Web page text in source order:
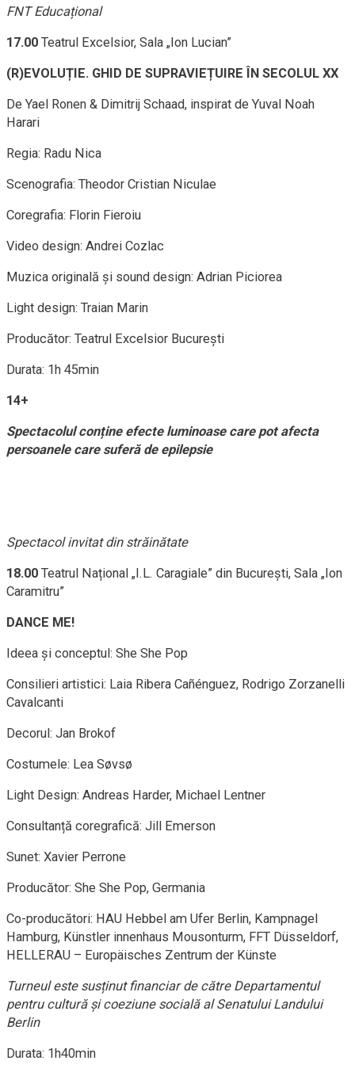
FNT Educațional
17.00 Teatrul Excelsior, Sala „Ion Lucian”
(R)EVOLUȚIE. GHID DE SUPRAVIEȚUIRE ÎN SECOLUL XX
De Yael Ronen & Dimitrij Schaad, inspirat de Yuval Noah
Harari
Regia: Radu Nica
Scenografia: Theodor Cristian Niculae
Coregrafia: Florin Fieroiu
Video design: Andrei Cozlac
Muzica originală și sound design: Adrian Piciorea
Light design: Traian Marin
Producător: Teatrul Excelsior București
Durata: 1h 45min
14+
Spectacolul conține efecte luminoase care pot afecta
persoanele care suferă de epilepsie
Spectacol invitat din străinătate
18.00 Teatrul Național „I.L. Caragiale” din București, Sala „Ion
Caramitru”
DANCE ME!
Ideea și conceptul: She She Pop
Consilieri artistici: Laia Ribera Cañénguez, Rodrigo Zorzanelli
Cavalcanti
Decorul: Jan Brokof
Costumele: Lea Søvsø
Light Design: Andreas Harder, Michael Lentner
Consultanță coregrafică: Jill Emerson
Sunet: Xavier Perrone
Producător: She She Pop, Germania
Co-producători: HAU Hebbel am Ufer Berlin, Kampnagel
Hamburg, Künstler innenhaus Mousonturm, FFT Düsseldorf,
HELLERAU – Europäisches Zentrum der Künste
Turneul este susținut financiar de către Departamentul
pentru cultură și coeziune socială al Senatului Landului
Berlin
Durata: 1h40min